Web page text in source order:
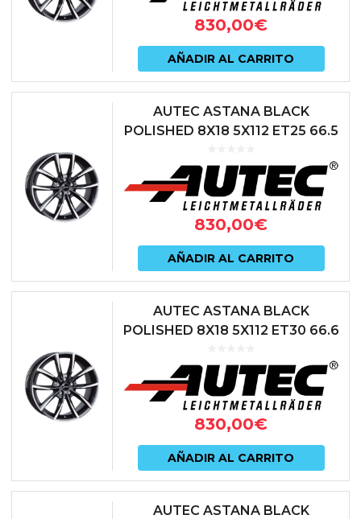
830,00€
AÑADIR AL CARRITO
AUTEC ASTANA BLACK
POLISHED 8X18 5X112 ET25 66.5
830,00€
AÑADIR AL CARRITO
AUTEC ASTANA BLACK
POLISHED 8X18 5X112 ET30 66.6
830,00€
AÑADIR AL CARRITO
AUTEC ASTANA BLACK